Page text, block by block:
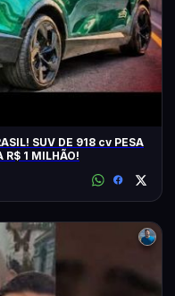
SUV DE 918 cv PESA
R$ 1 MILHÃO!